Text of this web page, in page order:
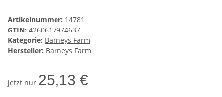
Artikelnummer: 14781
GTIN: 4260617974637
Kategorie: Barneys Farm
Hersteller: Barneys Farm
jetzt nur 25,13 €